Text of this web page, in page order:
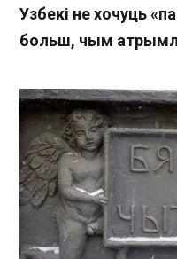
Узбекі не хочуць
больш, чым